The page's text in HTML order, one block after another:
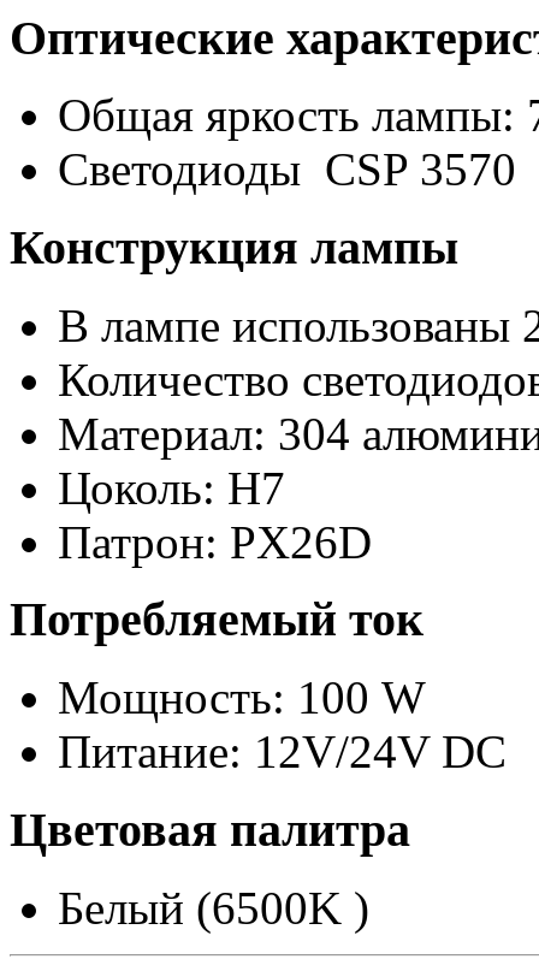
Оптические
Общая яркость лампы:
Светодиоды CSP 3570
Конструкция лампы
В лампе использованы
Количество
Материал: 304
Цоколь: H7
Патрон: PX26D
Потребляемый ток
Мощность: 100 W
Питание: 12V/24V DC
Цветовая палитра
Белый (6500K )